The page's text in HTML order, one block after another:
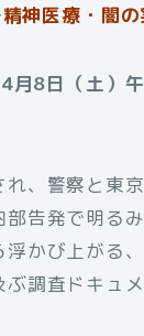
医療・闇の
8日（土）
、警察と東
部告発で明る
浮かび上がる
調査ドキュメ